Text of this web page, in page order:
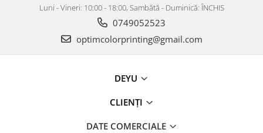
Luni - Vineri: 10:00 - 18:00, Sambătă - Duminică: ÎNCHIS
0749052523
optimcolorprinting@gmail.com
DEYU
CLIENȚI
DATE COMERCIALE